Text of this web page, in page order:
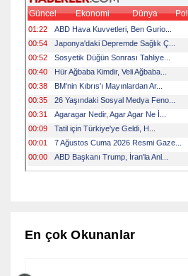
En çok Okunanlar